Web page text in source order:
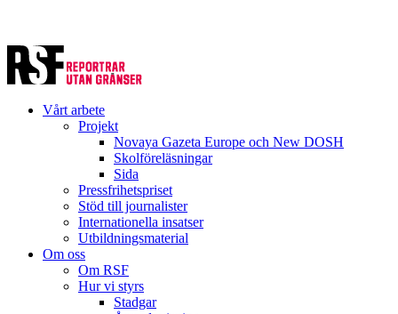
Vårt arbete
Projekt
Novaya Gazeta Europe och New DOSH
Skolföreläsningar
Sida
Pressfrihetspriset
Stöd till journalister
Internationella insatser
Utbildningsmaterial
Om oss
Om RSF
Hur vi styrs
Stadgar